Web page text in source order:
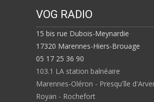
VOG RADIO
15 bis rue Dubois-Meynardie
17320 Marennes-Hiers-Brouage
05 17 25 36 90
103.1 LA station balnéaire
Marennes-Oléron - Presqu'île
Royan - Rochefort